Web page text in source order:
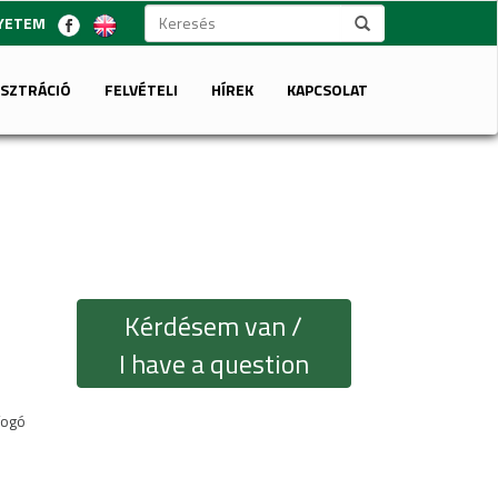
FELVÉTELI HÍREK KAPCSOLAT
Kérdésem van /
I have a question